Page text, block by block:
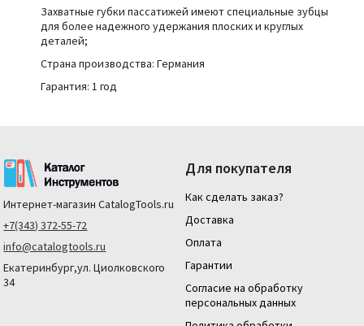
Захватные губки пассатижей имеют специальные зубцы
для более надежного удержания плоских и круглых
деталей;
Страна производства: Германия
Гарантия: 1 год
Интернет-магазин CatalogTools.ru
+7(343) 372-55-72
info@catalogtools.ru
Екатеринбург,ул. Циолковского
34
Для покупателя
Как сделать заказ?
Доставка
Оплата
Гарантии
Согласие на обработку
персональных данных